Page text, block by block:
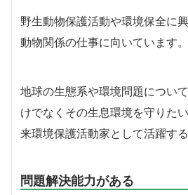
野生動物保護活動や環境保全に
動物関係の仕事に向いています。
地球の生態系や環境問題につい
けでなくその生息環境を守りた
来環境保護活動家として活躍す
問題解決能力がある